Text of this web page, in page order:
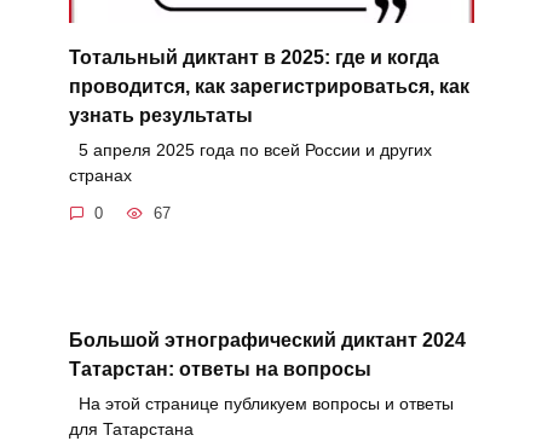
Тотальный диктант в 2025: где и когда
проводится, как зарегистрироваться, как
узнать результаты
5 апреля 2025 года по всей России и других
странах
0 67
Большой этнографический диктант 2024
Татарстан: ответы на вопросы
На этой странице публикуем вопросы и ответы
для Татарстана